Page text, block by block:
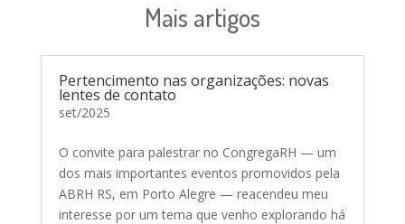
Mais artigos
Pertencimento nas organizações: novas
lentes de contato
set/2025
O convite para palestrar no CongregaRH — um
dos mais importantes eventos promovidos pela
ABRH RS, em Porto Alegre — reacendeu meu
interesse por um tema que venho explorando há